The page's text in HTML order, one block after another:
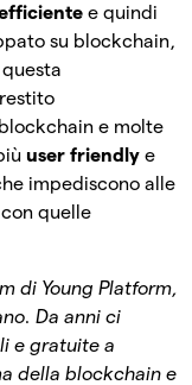
e quindi
su blockchain,
e molte
user friendly e
impediscono alle
quelle
di Young Platform,
Da anni ci
e gratuite a
della blockchain e